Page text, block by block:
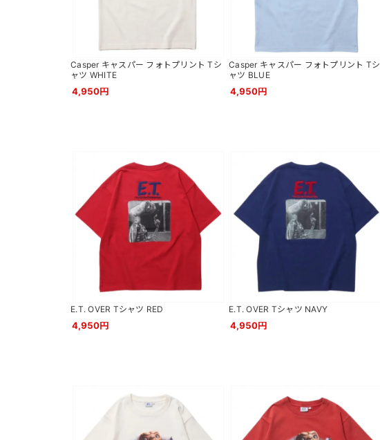
Casper キャスパー フォトプリント Tシ
ャツ WHITE
4,950円
Casper キャスパー フォトプリント Tシ
ャツ BLUE
4,950円
E.T. OVER Tシャツ RED
4,950円
E.T. OVER Tシャツ NAVY
4,950円